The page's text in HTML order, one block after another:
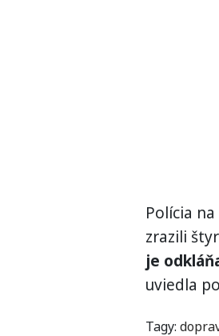
Polícia
zrazili
je
uviedla
Tagy: